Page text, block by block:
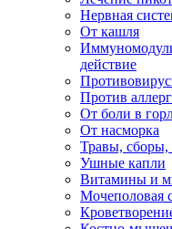
Нервная
От кашля
действие
Против
От боли в
От насморка
Травы, сборы,
Ушные капли
Витамины и
Мочеполовая